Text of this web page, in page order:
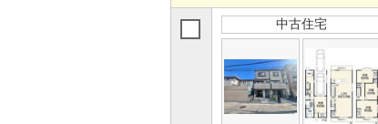
中古住宅